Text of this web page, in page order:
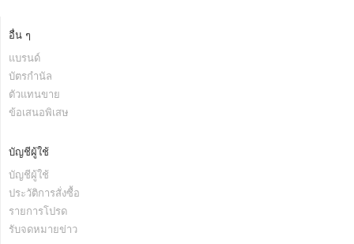
อื่น ๆ
แบรนด์
บัตรกำนัล
ตัวแทนขาย
ข้อเสนอพิเสษ
บัญชีผู้ใช้
บัญชีผู้ใช้
ประวัติการสั่งซื้อ
รายการโปรด
รับจดหมายข่าว